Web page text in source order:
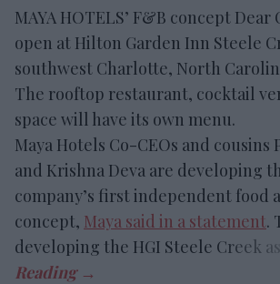
MAYA HOTELS’ F&B concept
open at Hilton Garden Inn Steele
southwest Charlotte, North
The rooftop restaurant, cocktail
space will have its own menu.
Maya Hotels Co-CEOs and cousins
and Krishna Deva are developing
company’s first independent food
concept, Maya said in a statement.
developing the HGI Steele Creek as